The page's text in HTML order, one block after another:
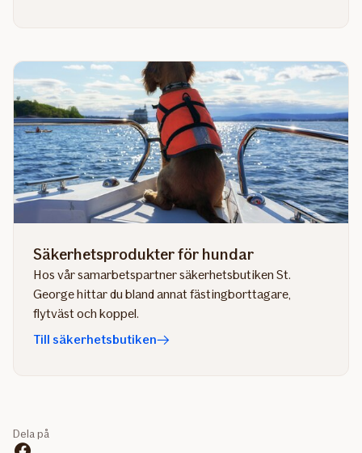
Säkerhetsprodukter för hundar
Hos vår samarbetspartner säkerhetsbutiken St.
George hittar du bland annat fästingborttagare,
flytväst och koppel.
Till säkerhetsbutiken
Dela på